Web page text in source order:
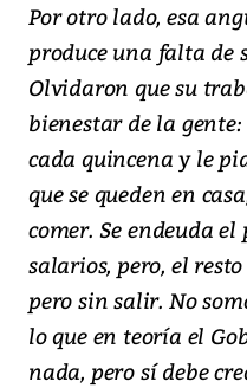
Por otro lado, esa
produce una falta
Olvidaron que su
bienestar de la
cada quincena y le
que se queden en
comer. Se endeuda
salarios, pero, el
pero sin salir. No
lo que en teoría el
nada, pero sí debe